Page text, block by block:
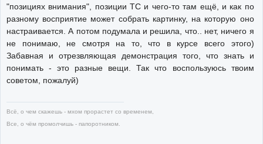
"позициях внимания", позиции ТС и чего-то там ещё, и как по
разному восприятие может собрать картинку, на которую оно
настраивается. А потом подумала и решила, что.. нет, ничего я
не понимаю, не смотря на то, что в курсе всего этого)
Забавная и отрезвляющая демонстрация того, что знать и
понимать - это разные вещи. Так что воспользуюсь твоим
советом, пожалуй)
Всё, о чем скажешь - мхом прорастет со временем,
Все, о чём промолчишь - папоротником.